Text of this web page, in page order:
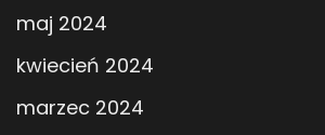
maj 2024
kwiecień 2024
marzec 2024